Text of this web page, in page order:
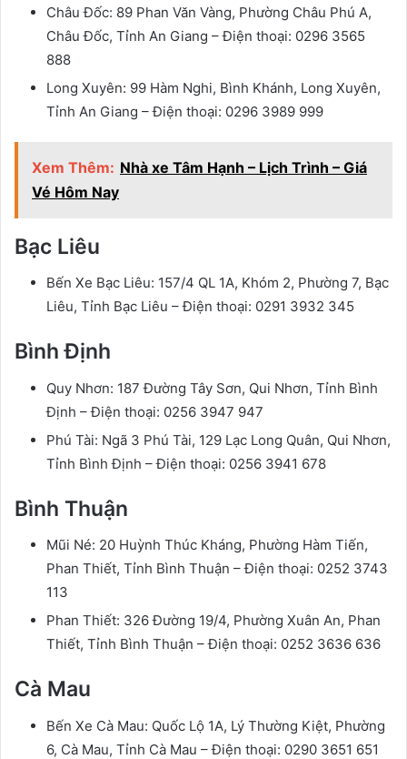
Châu Đốc: 89 Phan Văn Vàng, Phường Châu Phú A,
Châu Đốc, Tỉnh An Giang – Điện thoại: 0296 3565
888
Long Xuyên: 99 Hàm Nghi, Bình Khánh, Long Xuyên,
Tỉnh An Giang – Điện thoại: 0296 3989 999
Xem Thêm: Nhà xe Tâm Hạnh – Lịch Trình – Giá
Vé Hôm Nay
Bạc Liêu
Bến Xe Bạc Liêu: 157/4 QL 1A, Khóm 2, Phường 7, Bạc
Liêu, Tỉnh Bạc Liêu – Điện thoại: 0291 3932 345
Bình Định
Quy Nhơn: 187 Đường Tây Sơn, Qui Nhơn, Tỉnh Bình
Định – Điện thoại: 0256 3947 947
Phú Tài: Ngã 3 Phú Tài, 129 Lạc Long Quân, Qui Nhơn,
Tỉnh Bình Định – Điện thoại: 0256 3941 678
Bình Thuận
Mũi Né: 20 Huỳnh Thúc Kháng, Phường Hàm Tiến,
Phan Thiết, Tỉnh Bình Thuận – Điện thoại: 0252 3743
113
Phan Thiết: 326 Đường 19/4, Phường Xuân An, Phan
Thiết, Tỉnh Bình Thuận – Điện thoại: 0252 3636 636
Cà Mau
Bến Xe Cà Mau: Quốc Lộ 1A, Lý Thường Kiệt, Phường
6, Cà Mau, Tỉnh Cà Mau – Điện thoại: 0290 3651 651